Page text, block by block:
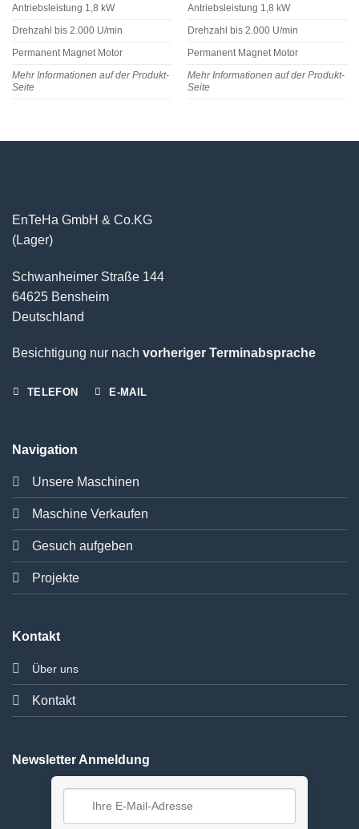
Antriebsleistung 1,8 kW
Drehzahl bis 2.000 U/min
Permanent Magnet Motor
Mehr Informationen auf der Produkt-
Seite
Antriebsleistung 1,8 kW
Drehzahl bis 2.000 U/min
Permanent Magnet Motor
Mehr Informationen auf der Produkt-
Seite
EnTeHa GmbH & Co.KG
(Lager)
Schwanheimer Straße 144
64625 Bensheim
Deutschland
Besichtigung nur nach vorheriger Terminabsprache
TELEFON E-MAIL
Navigation
Unsere Maschinen
Maschine Verkaufen
Gesuch aufgeben
Projekte
Kontakt
Über uns
Kontakt
Newsletter Anmeldung